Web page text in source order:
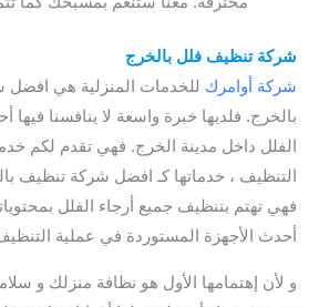
شركة تنظيف فلل بالخرج
شركة أوامرك للخدمات المنزلية هي
بالخرج. فلديها خبرة واسعة لا ينافسنا
الفلل داخل مدينة الخرج. فهي تقدم لكم
التنظيف ، خدماتها كـ افضل شركة تنظيف
فهي تهتم بتنظيف جميع أرجاء الفلل
أحدث الأجهزة المستوردة في عملية
و لأن إهتمامها الأول هو نظافة منزلك و